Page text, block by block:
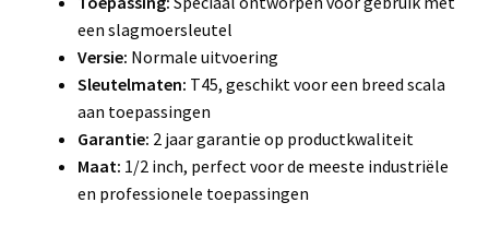
een slagmoersleutel
Versie: Normale uitvoering
Sleutelmaten: T45, geschikt voor een breed scala
aan toepassingen
Garantie: 2 jaar garantie op productkwaliteit
Maat: 1/2 inch, perfect voor de meeste industriële
en professionele toepassingen